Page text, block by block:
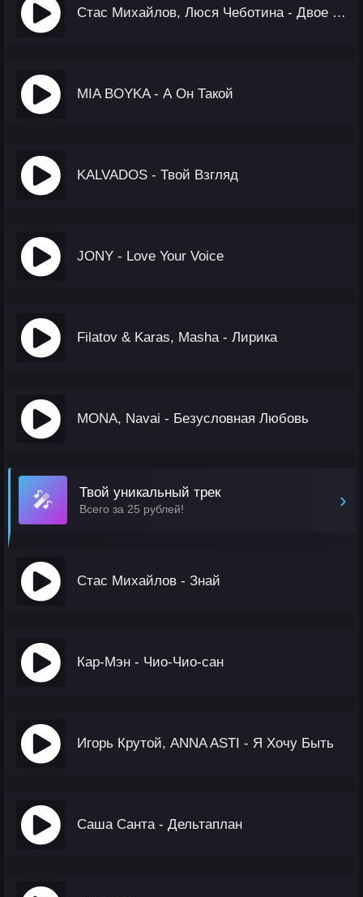
Стас Михайлов, Люся Чеботина - Двое Одиночек
MIA BOYKA - А Он Такой
KALVADOS - Твой Взгляд
JONY - Love Your Voice
Filatov & Karas, Masha - Лирика
MONA, Navai - Безусловная Любовь
🎤 Твой уникальный трек
Всего за 25 рублей! ›
Стас Михайлов - Знай
Кар-Мэн - Чио-Чио-сан
Игорь Крутой, ANNA ASTI - Я Хочу Быть
Саша Санта - Дельтаплан